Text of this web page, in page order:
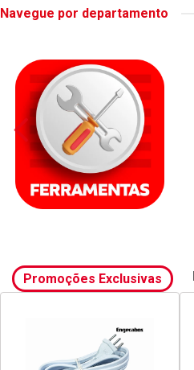
Navegue por departamento
Promoções Exclusivas